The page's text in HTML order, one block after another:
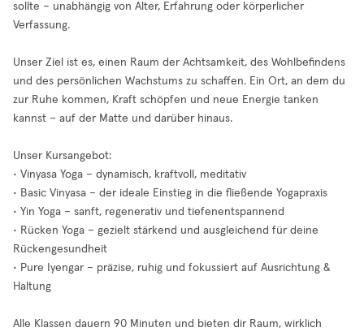
sollte – unabhängig von Alter, Erfahrung oder körperlicher
Verfassung.
Unser Ziel ist es, einen Raum der Achtsamkeit, des Wohlbefindens
und des persönlichen Wachstums zu schaffen. Ein Ort, an dem du
zur Ruhe kommen, Kraft schöpfen und neue Energie tanken
kannst – auf der Matte und darüber hinaus.
Unser Kursangebot:
• Vinyasa Yoga – dynamisch, kraftvoll, meditativ
• Basic Vinyasa – der ideale Einstieg in die fließende Yogapraxis
• Yin Yoga – sanft, regenerativ und tiefenentspannend
• Rücken Yoga – gezielt stärkend und ausgleichend für deine
Rückengesundheit
• Pure Iyengar – präzise, ruhig und fokussiert auf Ausrichtung &
Haltung
Alle Klassen dauern 90 Minuten und bieten dir Raum, wirklich